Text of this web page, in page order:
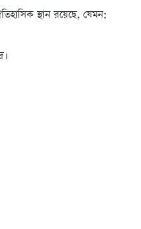
স্থান রয়েছে, যেমন: